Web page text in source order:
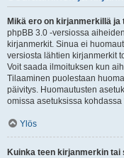
Mikä ero on kirjanmerkillä ja
phpBB 3.0 -versiossa
kirjanmerkit. Sinua ei
versiosta lähtien kirjanmerkit
Voit saada ilmoituksen kun
Tilaaminen puolestaan
päivitys. Huomautusten
omissa asetuksissa kohdassa
Ylös
Kuinka teen kirjanmerkin